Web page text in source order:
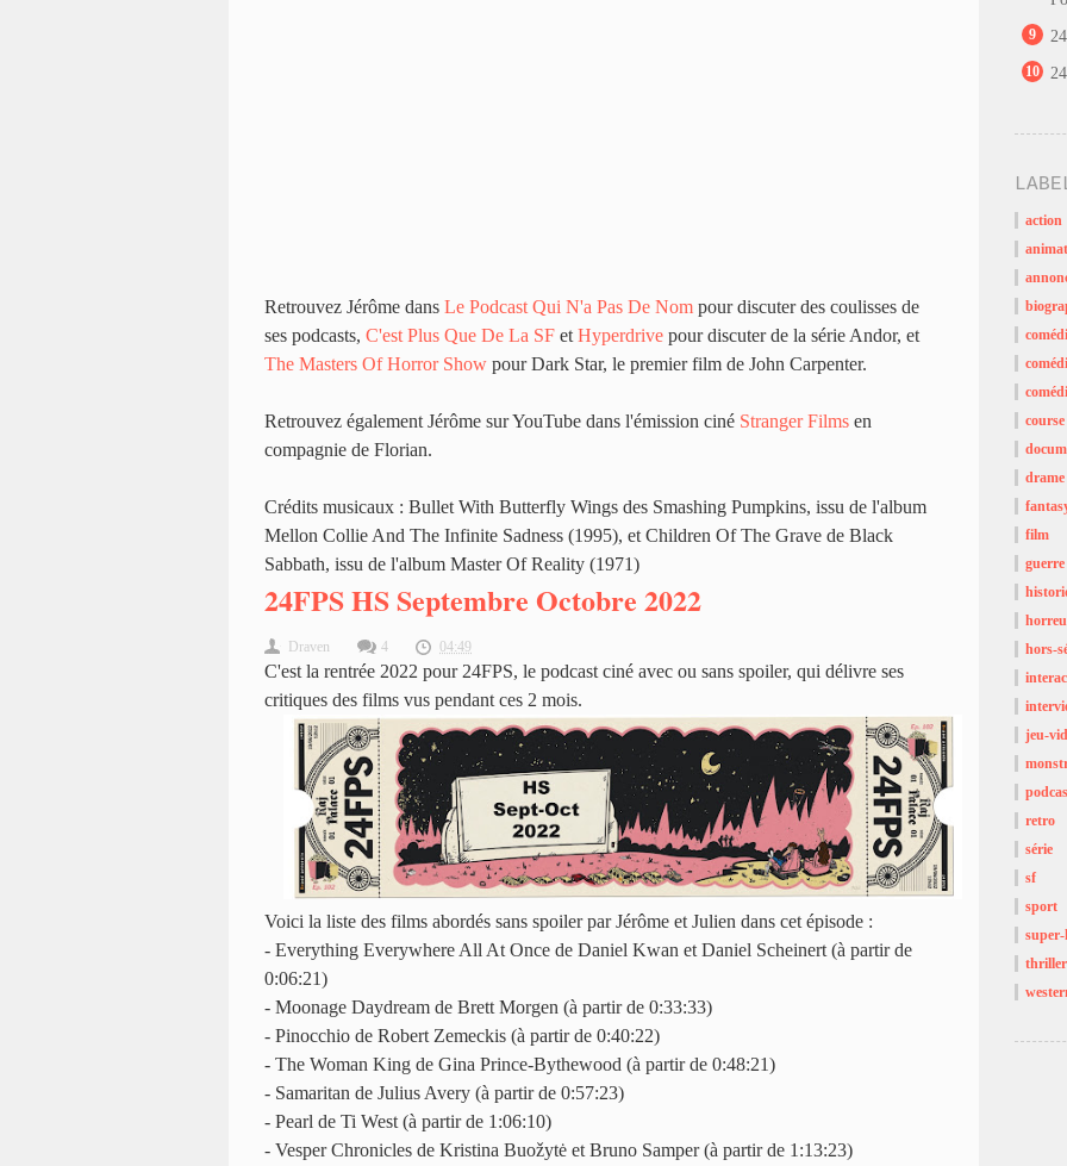
Retrouvez Jérôme dans Le Podcast Qui N'a Pas De Nom pour discuter des coulisses de
ses podcasts, C'est Plus Que De La SF et Hyperdrive pour discuter de la série Andor, et
The Masters Of Horror Show pour Dark Star, le premier film de John Carpenter.
Retrouvez également Jérôme sur YouTube dans l'émission ciné Stranger Films en
compagnie de Florian.
Crédits musicaux : Bullet With Butterfly Wings des Smashing Pumpkins, issu de l'album
Mellon Collie And The Infinite Sadness (1995), et Children Of The Grave de Black
Sabbath, issu de l'album Master Of Reality (1971)
24FPS HS Septembre Octobre 2022
Draven 4 04:49
C'est la rentrée 2022 pour 24FPS, le podcast ciné avec ou sans spoiler, qui délivre ses
critiques des films vus pendant ces 2 mois.
Voici la liste des films abordés sans spoiler par Jérôme et Julien dans cet épisode :
- Everything Everywhere All At Once de Daniel Kwan et Daniel Scheinert (à partir de
0:06:21)
- Moonage Daydream de Brett Morgen (à partir de 0:33:33)
- Pinocchio de Robert Zemeckis (à partir de 0:40:22)
- The Woman King de Gina Prince-Bythewood (à partir de 0:48:21)
- Samaritan de Julius Avery (à partir de 0:57:23)
- Pearl de Ti West (à partir de 1:06:10)
- Vesper Chronicles de Kristina Buožytė et Bruno Samper (à partir de 1:13:23)
9
10
action
course
drame
film
guerre
hors-
jeu-
retro
série
sf
sport
super-
thriller